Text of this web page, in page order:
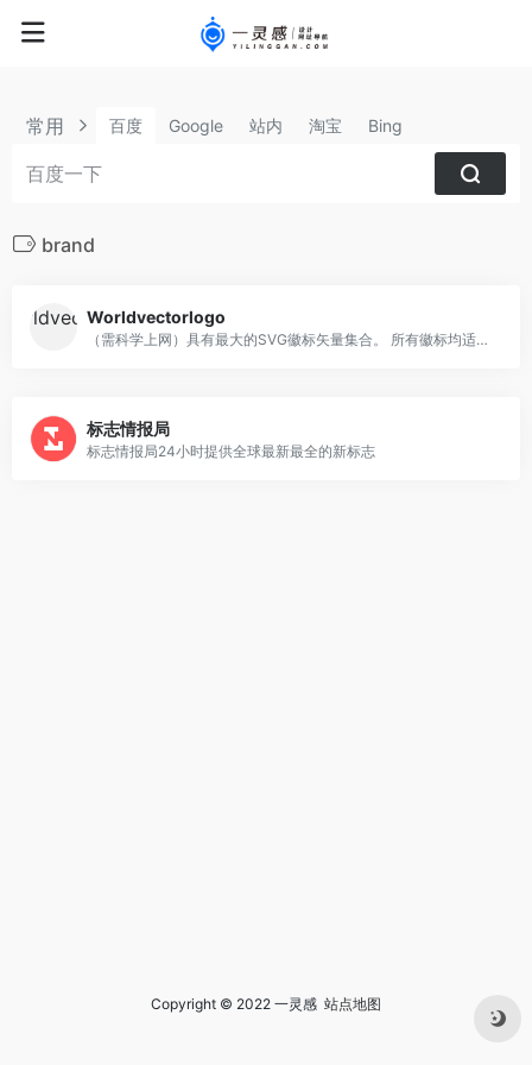
常用 百度 Google 站内 淘宝 Bing
brand
Worldvectorlogo
（需科学上网）具有最大的SVG徽标矢量集合。 所有徽标均适用于EPS，AI，PSD和Adobe PDF
标志情报局
标志情报局24小时提供全球最新最全的新标志
Copyright © 2022 一灵感 站点地图